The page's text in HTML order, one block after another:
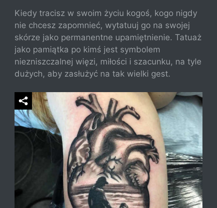
Kiedy tracisz w swoim życiu kogoś, kogo nigdy
nie chcesz zapomnieć, wytatuuj go na swojej
skórze jako permanentne upamiętnienie. Tatuaż
jako pamiątka po kimś jest symbolem
niezniszczalnej więzi, miłości i szacunku, na tyle
dużych, aby zasłużyć na tak wielki gest.